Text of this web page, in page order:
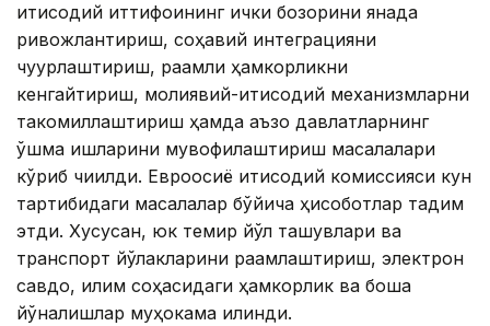
иқтисодий иттифоқининг ички бозорини янада
ривожлантириш, соҳавий интеграцияни
чуқурлаштириш, рақамли ҳамкорликни
кенгайтириш, молиявий-иқтисодий механизмларни
такомиллаштириш ҳамда аъзо давлатларнинг
қўшма ишларини мувофиқлаштириш масалалари
кўриб чиқилди. Евроосиё иқтисодий комиссияси кун
тартибидаги масалалар бўйича ҳисоботлар тақдим
этди. Хусусан, юк темир йўл ташувлари ва
транспорт йўлакларини рақамлаштириш, электрон
савдо, иқлим соҳасидаги ҳамкорлик ва бошқа
йўналишлар муҳокама қилинди.